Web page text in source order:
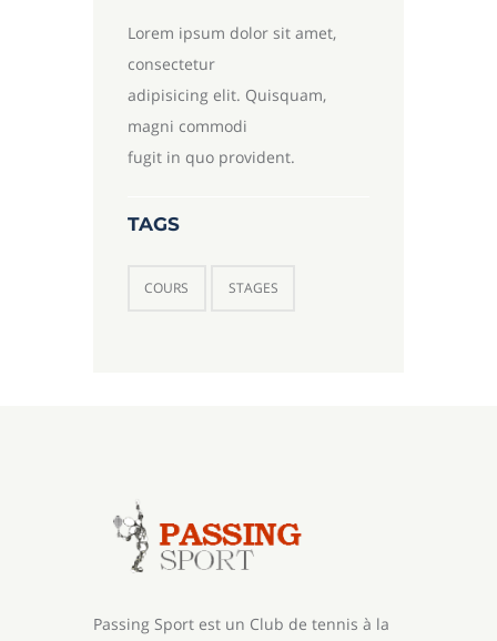
Lorem ipsum dolor sit amet,
consectetur
adipisicing elit. Quisquam,
magni commodi
fugit in quo provident.
TAGS
COURS STAGES
Passing Sport est un Club de tennis à la